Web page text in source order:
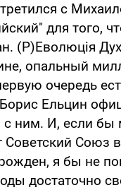
с
для того,
(Р)Еволюція
опальный
очередь
Ельцин
ним. И, если бы
Советский Союз
я бы не
достаточно